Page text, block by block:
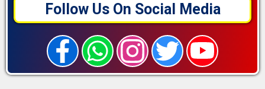
Follow Us On Social Media